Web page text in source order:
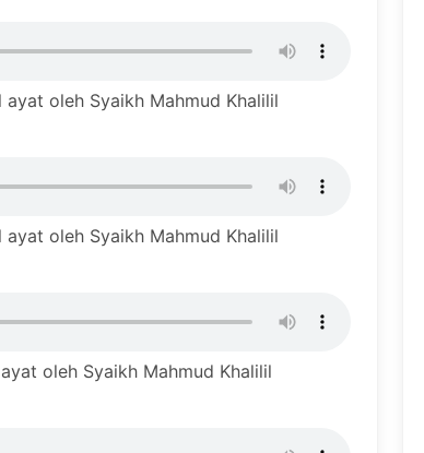
oleh Syaikh Mahmud Khalilil
oleh Syaikh Mahmud Khalilil
oleh Syaikh Mahmud Khalilil